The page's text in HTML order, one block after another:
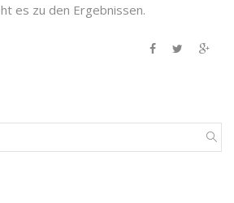
es zu den Ergebnissen.